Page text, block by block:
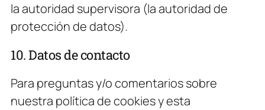
la autoridad supervisora (la autoridad de
protección de datos).
10. Datos de contacto
Para preguntas y/o comentarios sobre
nuestra política de cookies y esta